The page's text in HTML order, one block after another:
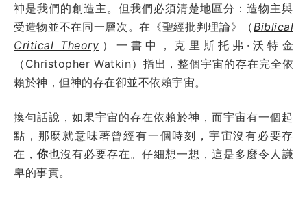
神是我們的創造主。但我們必須清楚地區分：造物主與
受造物並不在同一層次。在《聖經批判理論》（ Biblical
Critical Theory ）一書中，克里斯托弗·沃特金
（Christopher Watkin）指出，整個宇宙的存在完全依
賴於神，但神的存在卻並不依賴宇宙。
換句話說，如果宇宙的存在依賴於神，而宇宙有一個起
點，那麼就意味著曾經有一個時刻，宇宙沒有必要存
在，你也沒有必要存在。仔細想一想，這是多麼令人謙
卑的事實。